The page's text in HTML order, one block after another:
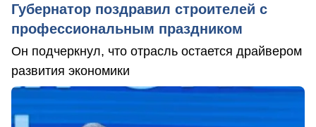
Губернатор поздравил строителей с
профессиональным праздником
Он подчеркнул, что отрасль остается драйвером
развития экономики